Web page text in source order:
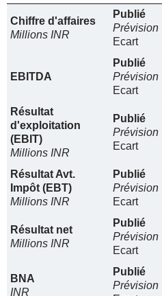
Chiffre d'affaires
Millions INR
Publié
Prévision
Ecart
EBITDA
Publié
Prévision
Ecart
Résultat
d'exploitation
(EBIT)
Millions INR
Publié
Prévision
Ecart
Résultat Avt.
Impôt (EBT)
Millions INR
Publié
Prévision
Ecart
Résultat net
Millions INR
Publié
Prévision
Ecart
BNA
INR
Publié
Prévision